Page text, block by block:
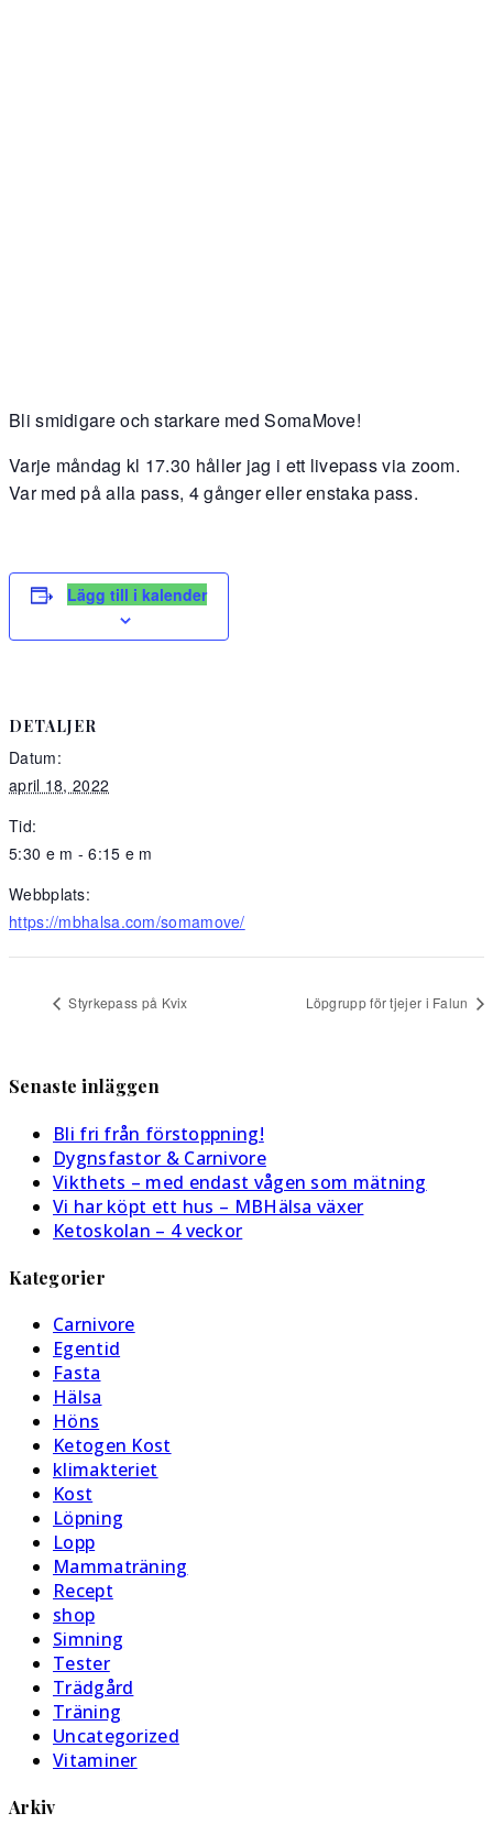
Bli smidigare och starkare med SomaMove!
Varje måndag kl 17.30 håller jag i ett livepass via zoom.
Var med på alla pass, 4 gånger eller enstaka pass.
Lägg till i kalender
DETALJER
Datum:
april 18, 2022
Tid:
5:30 e m - 6:15 e m
Webbplats:
https://mbhalsa.com/somamove/
Styrkepass på Kvix Löpgrupp för tjejer i Falun
Senaste inläggen
Bli fri från förstoppning!
Dygnsfastor & Carnivore
Vikthets – med endast vågen som mätning
Vi har köpt ett hus – MBHälsa växer
Ketoskolan – 4 veckor
Kategorier
Carnivore
Egentid
Fasta
Hälsa
Höns
Ketogen Kost
klimakteriet
Kost
Löpning
Lopp
Mammaträning
Recept
shop
Simning
Tester
Trädgård
Träning
Uncategorized
Vitaminer
Arkiv